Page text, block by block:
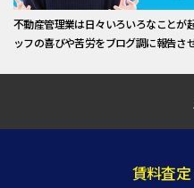
不動産管理業は日々いろいろなことが
ッフの喜びや苦労をブログ調に報告さ
賃料査